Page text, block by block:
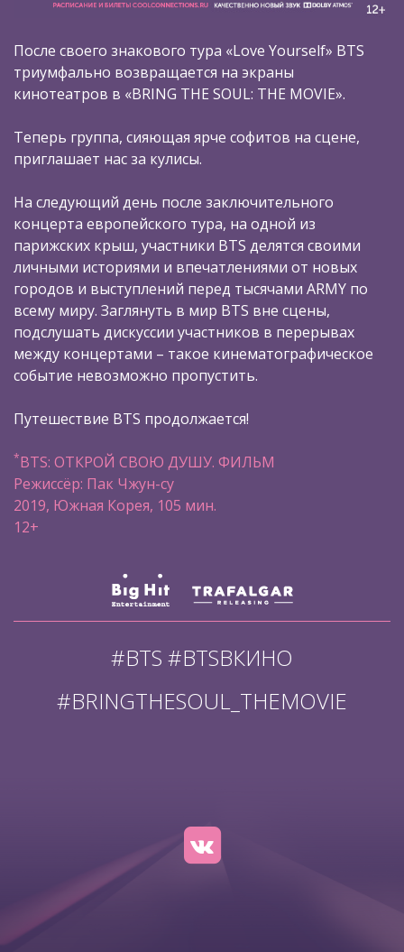
После своего знакового тура «Love Yourself» BTS
триумфально возвращается на экраны
кинотеатров в «BRING THE SOUL: THE MOVIE».
Теперь группа, сияющая ярче софитов на сцене,
приглашает нас за кулисы.
На следующий день после заключительного
концерта европейского тура, на одной из
парижских крыш, участники BTS делятся своими
личными историями и впечатлениями от новых
городов и выступлений перед тысячами ARMY по
всему миру. Заглянуть в мир BTS вне сцены,
подслушать дискуссии участников в перерывах
между концертами – такое кинематографическое
событие невозможно пропустить.
Путешествие BTS продолжается!
*BTS: ОТКРОЙ СВОЮ ДУШУ. ФИЛЬМ
Режиссёр: Пак Чжун-су
2019, Южная Корея, 105 мин.
12+
#BTS #BTSВКИНО
#BRINGTHESOUL_THEMOVIE